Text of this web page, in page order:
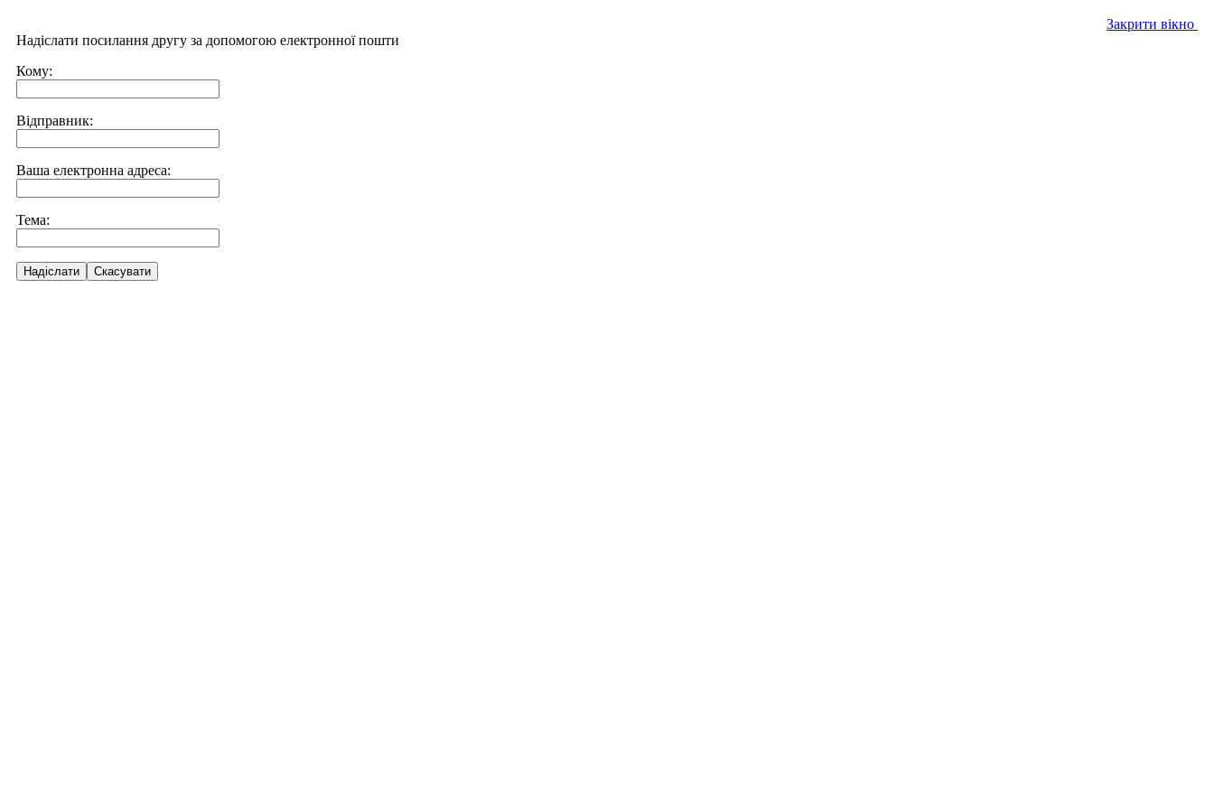
Закрити вікно
Надіслати посилання другу за допомогою електронної пошти
Кому:
Відправник:
Ваша електронна адреса:
Тема:
Надіслати Скасувати